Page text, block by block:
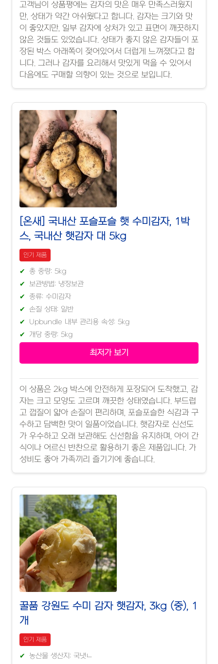
고객님이 상품평에는 감자의 맛은 매우 만족스러웠지
만, 상태가 약간 아쉬웠다고 합니다. 감자는 크기와 맛
이 좋았지만, 일부 감자에 상처가 있고 표면이 깨끗하지
않은 것들도 있었습니다. 상태가 좋지 않은 감자들이 포
장된 박스 아래쪽이 젖어있어서 더럽게 느껴졌다고 합
니다. 그러나 감자를 요리해서 맛있게 먹을 수 있어서
다음에도 구매할 의향이 있는 것으로 보입니다.
[온새] 국내산 포슬포슬 햇 수미감자, 1박
스, 국내산 햇감자 대 5kg
인기 제품
총 중량: 5kg
보관방법: 냉장보관
종류: 수미감자
손질 상태: 일반
Upbundle 내부 관리용 속성: 5kg
개당 중량: 5kg
최저가 보기
이 상품은 2kg 박스에 안전하게 포장되어 도착했고, 감
자는 크고 모양도 고르며 깨끗한 상태였습니다. 부드럽
고 껍질이 얇아 손질이 편리하며, 포슬포슬한 식감과 구
수하고 담백한 맛이 일품이었습니다. 햇감자로 신선도
가 우수하고 오래 보관해도 신선함을 유지하며, 아이 간
식이나 어르신 반찬으로 활용하기 좋은 제품입니다. 가
성비도 좋아 가족끼리 즐기기에 좋습니다.
꿀품 강원도 수미 감자 햇감자, 3kg (중), 1
개
인기 제품
농산물 생산지: 국냇ㄴ